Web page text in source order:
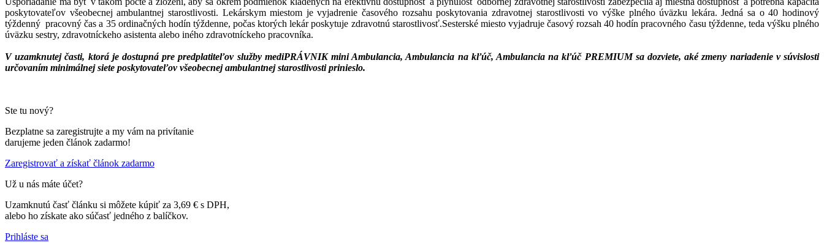
poskytovateľov všeobecnej ambulantnej starostlivosti. Lekárskym miestom je vyjadrenie časového rozsahu poskytovania zdravotnej starostlivosti vo výške plného úväzku lekára. Jedná sa o 40 hodinový
týždenný pracovný čas a 35 ordinačných hodín týždenne, počas ktorých lekár poskytuje zdravotnú starostlivosť.Sesterské miesto vyjadruje časový rozsah 40 hodín pracovného času týždenne, teda výšku plného
úväzku sestry, zdravotníckeho asistenta alebo iného zdravotníckeho pracovníka.
V uzamknutej časti, ktorá je dostupná pre predplatiteľov služby mediPRÁVNIK mini Ambulancia, Ambulancia na kľúč, Ambulancia na kľúč PREMIUM sa dozviete, aké zmeny nariadenie v súvislosti
určovaním minimálnej siete poskytovateľov všeobecnej ambulantnej starostlivosti prinieslo.
Ste tu nový?
Bezplatne sa zaregistrujte a my vám na privítanie
darujeme jeden článok zadarmo!
Zaregistrovať a získať článok zadarmo
Už u nás máte účet?
Uzamknutú časť článku si môžete kúpiť za 3,69 € s DPH,
alebo ho získate ako súčasť jedného z balíčkov.
Prihláste sa